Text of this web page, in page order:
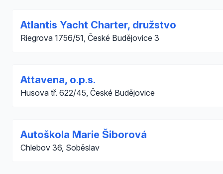
Atlantis Yacht Charter, družstvo
Riegrova 1756/51, České Budějovice 3
Attavena, o.p.s.
Husova tř. 622/45, České Budějovice
Autoškola Marie Šiborová
Chlebov 36, Soběslav